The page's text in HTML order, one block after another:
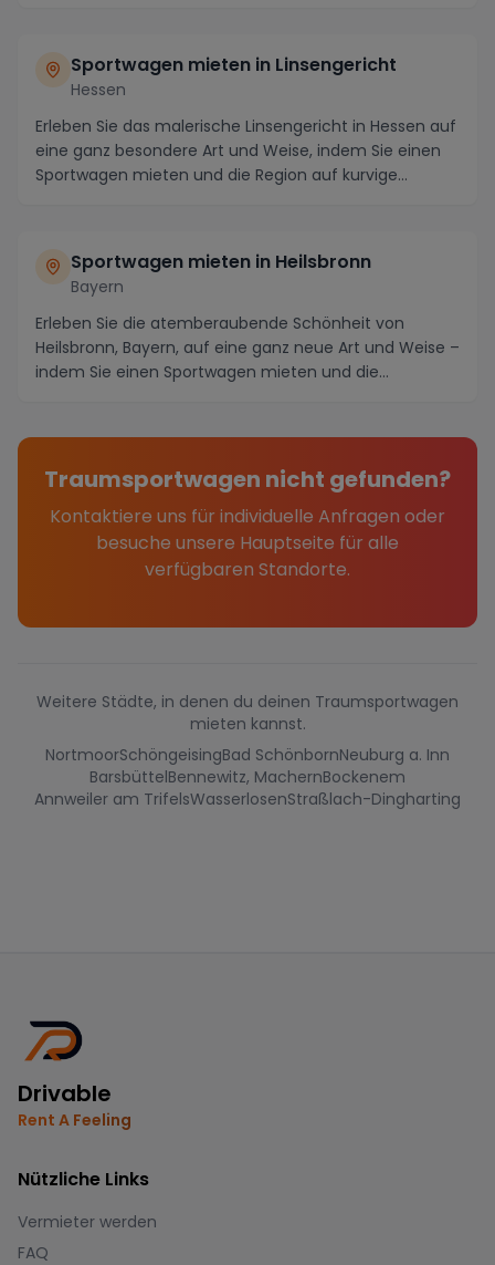
Sportwagen mieten in Linsengericht
Hessen
Erleben Sie das malerische Linsengericht in Hessen auf
eine ganz besondere Art und Weise, indem Sie einen
Sportwagen mieten und die Region auf kurvige...
Sportwagen mieten in Heilsbronn
Bayern
Erleben Sie die atemberaubende Schönheit von
Heilsbronn, Bayern, auf eine ganz neue Art und Weise –
indem Sie einen Sportwagen mieten und die
Traumsportwagen nicht gefunden?
Kontaktiere uns für individuelle Anfragen oder
besuche unsere Hauptseite für alle
verfügbaren Standorte.
Weitere Städte, in denen du deinen Traumsportwagen
mieten kannst.
NortmoorSchöngeisingBad SchönbornNeuburg a. Inn
BarsbüttelBennewitz, MachernBockenem
Annweiler am TrifelsWasserlosenStraßlach-Dingharting
Drivable
Rent A Feeling
Nützliche Links
Vermieter werden
FAQ